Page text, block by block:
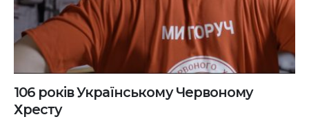
106 років Українському Червоному
Хресту